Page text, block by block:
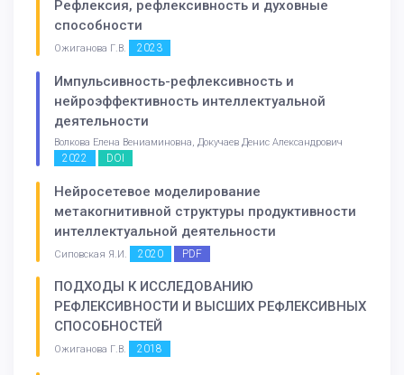
Рефлексия, рефлексивность и духовные
способности
Ожиганова Г.В. 2023
Импульсивность-рефлексивность и
нейроэффективность интеллектуальной
деятельности
Волкова Елена Вениаминовна, Докучаев Денис Александрович
2022 DOI
Нейросетевое моделирование
метакогнитивной структуры продуктивности
интеллектуальной деятельности
Сиповская Я.И. 2020 PDF
ПОДХОДЫ К ИССЛЕДОВАНИЮ
РЕФЛЕКСИВНОСТИ И ВЫСШИХ РЕФЛЕКСИВНЫХ
СПОСОБНОСТЕЙ
Ожиганова Г.В. 2018